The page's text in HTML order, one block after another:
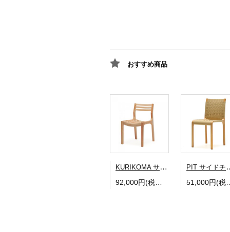
おすすめ商品
KURIKOMA サイドチェア PIT